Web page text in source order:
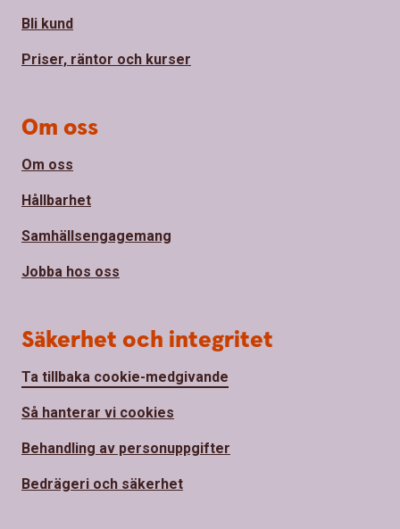
Bli kund
Priser, räntor och kurser
Om oss
Om oss
Hållbarhet
Samhällsengagemang
Jobba hos oss
Säkerhet och integritet
Ta tillbaka cookie-medgivande
Så hanterar vi cookies
Behandling av personuppgifter
Bedrägeri och säkerhet